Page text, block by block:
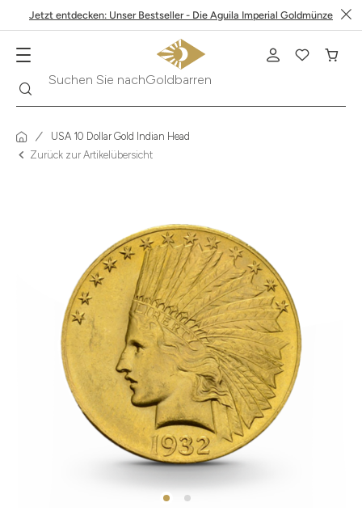
Jetzt entdecken: Unser Bestseller - Die Aguila Imperial Goldmünze
Suchen Sie nach
USA 10 Dollar Gold Indian Head
Zurück zur Artikelübersicht